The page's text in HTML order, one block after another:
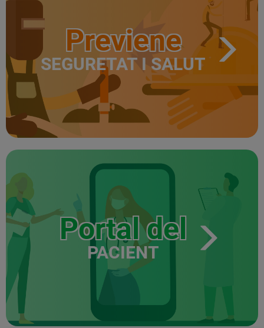
Previene
SEGURETAT I SALUT
Portal del
PACIENT